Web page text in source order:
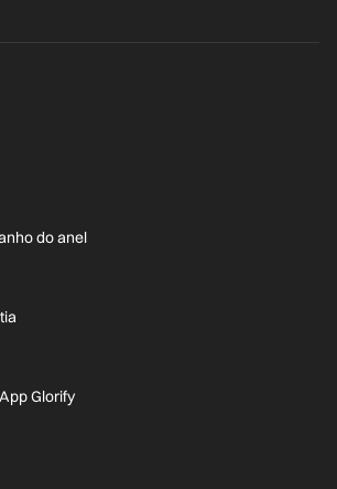
do anel
Glorify